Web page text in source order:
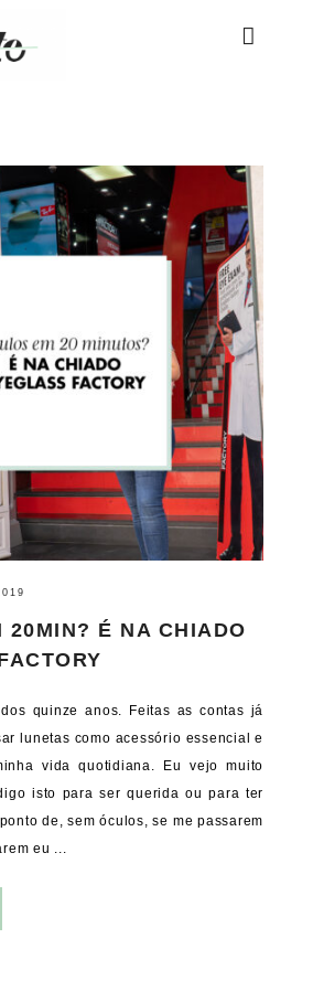
20MIN? É NA CHIADO
quinze anos. Feitas as contas já
lunetas como acessório essencial e
vida quotidiana. Eu vejo muito
isto para ser querida ou para ter
de, sem óculos, se me passarem
eu ...